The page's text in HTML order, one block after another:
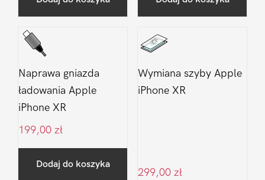
Naprawa gniazda
ładowania Apple
iPhone XR
199,00 zł
Dodaj do koszyka
Wymiana szyby Apple
iPhone XR
299,00 zł